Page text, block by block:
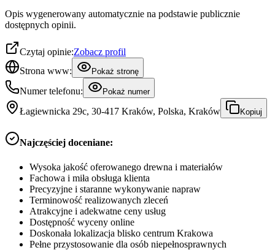
Opis wygenerowany automatycznie na podstawie publicznie
dostępnych opinii.
Czytaj opinie:Zobacz profil
Strona www:
Pokaż stronę
Numer telefonu: Pokaż numer
Łagiewnicka 29c, 30-417 Kraków, Polska, Kraków Kopiuj
Najczęściej doceniane:
Wysoka jakość oferowanego drewna i materiałów
Fachowa i miła obsługa klienta
Precyzyjne i staranne wykonywanie napraw
Terminowość realizowanych zleceń
Atrakcyjne i adekwatne ceny usług
Dostępność wyceny online
Doskonała lokalizacja blisko centrum Krakowa
Pełne przystosowanie dla osób niepełnosprawnych